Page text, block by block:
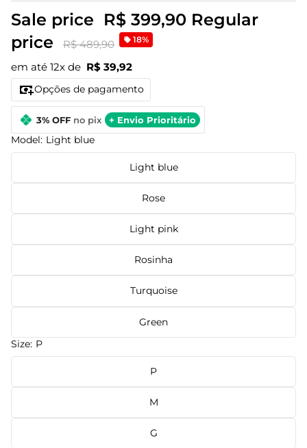
Sale price R$ 399,90 Regular
price
R$ 489,90 18%
em até 12x de R$ 39,92
Opções de pagamento
3% OFF no pix + Envio Prioritário
Model: Light blue
Light blue
Rose
Light pink
Rosinha
Turquoise
Green
Size: P
P
M
G